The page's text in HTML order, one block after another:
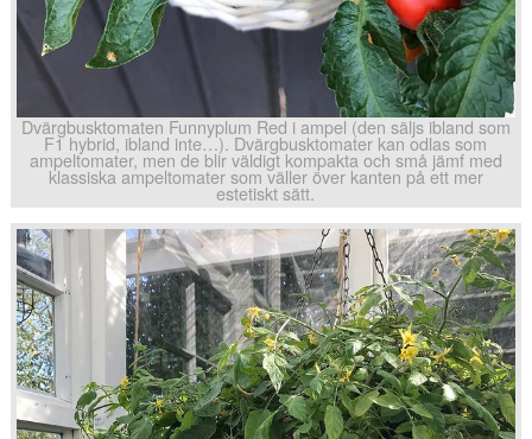
Dvärgbusktomaten Funnyplum Red i ampel (den säljs ibland som
F1 hybrid, ibland inte…). Dvärgbusktomater kan odlas som
ampeltomater, men de blir väldigt kompakta och små jämf med
klassiska ampeltomater som väller över kanten på ett mer
estetiskt sätt.